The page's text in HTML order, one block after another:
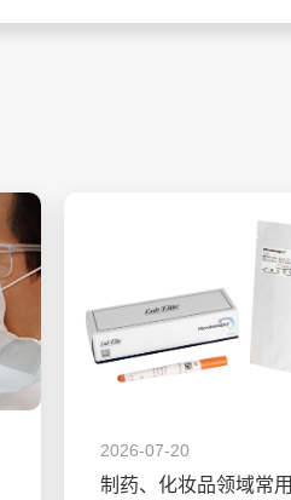
2026-07-20
制药、化妆品领域常用